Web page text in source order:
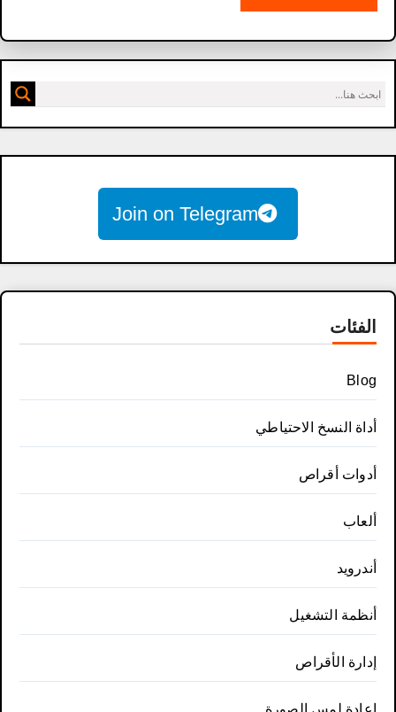
Join on Telegram
الفئات
Blog
أداة النسخ الاحتياطي
أدوات أقراص
ألعاب
أندرويد
أنظمة التشغيل
إدارة الأقراص
إعادة لمس الصورة